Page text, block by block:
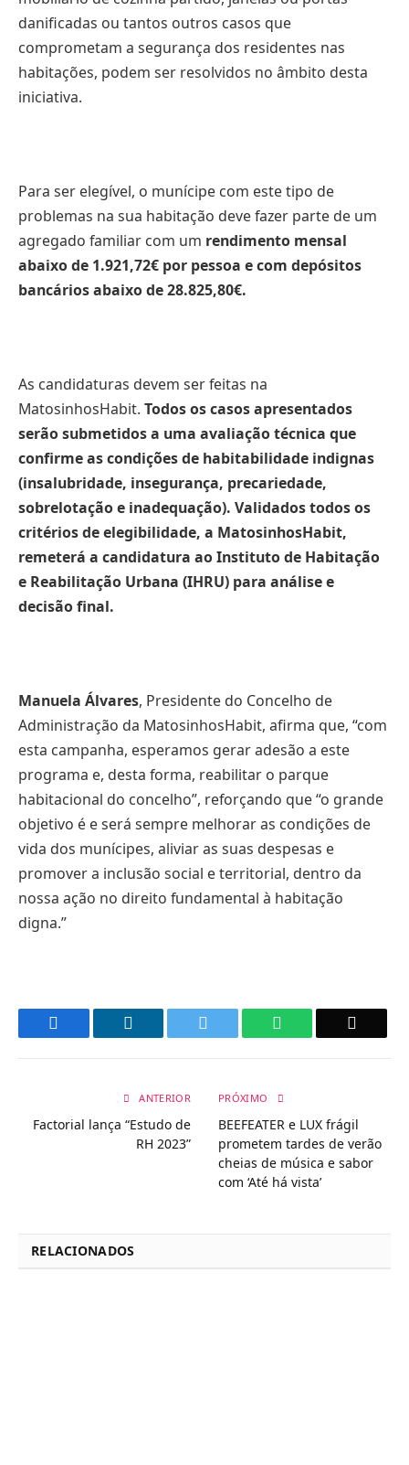
danificadas ou tantos outros casos que
comprometam a segurança dos residentes nas
habitações, podem ser resolvidos no âmbito desta
iniciativa.
Para ser elegível, o munícipe com este tipo de
problemas na sua habitação deve fazer parte de um
agregado familiar com um rendimento mensal
abaixo de 1.921,72€ por pessoa e com depósitos
bancários abaixo de 28.825,80€.
As candidaturas devem ser feitas na
MatosinhosHabit. Todos os casos apresentados
serão submetidos a uma avaliação técnica que
confirme as condições de habitabilidade indignas
(insalubridade, insegurança, precariedade,
sobrelotação e inadequação). Validados todos os
critérios de elegibilidade, a MatosinhosHabit,
remeterá a candidatura ao Instituto de Habitação
e Reabilitação Urbana (IHRU) para análise e
decisão final.
Manuela Álvares, Presidente do Concelho de
Administração da MatosinhosHabit, afirma que, “com
esta campanha, esperamos gerar adesão a este
programa e, desta forma, reabilitar o parque
habitacional do concelho”, reforçando que “o grande
objetivo é e será sempre melhorar as condições de
vida dos munícipes, aliviar as suas despesas e
promover a inclusão social e territorial, dentro da
nossa ação no direito fundamental à habitação
digna.”
WhatsApp
ANTERIOR
Factorial lança “Estudo de
RH 2023”
PRÓXIMO
BEEFEATER e LUX frágil
prometem tardes de verão
cheias de música e sabor
com ‘Até há vista’
RELACIONADOS